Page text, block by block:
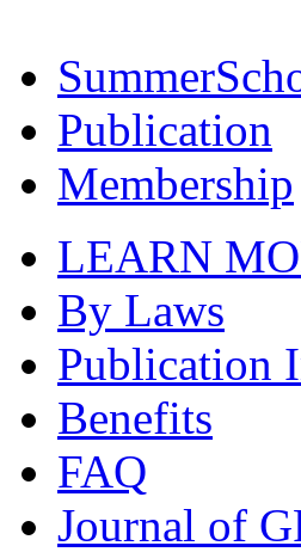
Publication
Membership
LEARN
By Laws
Publication
Benefits
FAQ
Journal of